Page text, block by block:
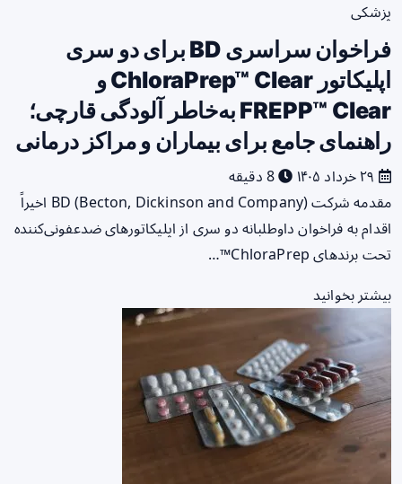
پزشکی
فراخوان سراسری BD برای دو سری
اپلیکاتور ChloraPrep™ Clear و
FREPP™ Clear به‌خاطر آلودگی قارچی؛
راهنمای جامع برای بیماران و مراکز درمانی
8 دقیقه
مقدمه شرکت BD (Becton, Dickinson and Company) اخیراً
اقدام به فراخوان داوطلبانه دو سری از اپلیکاتورهای ضدعفونی‌کننده
تحت برندهای ChloraPrep™…
بیشتر بخوانید